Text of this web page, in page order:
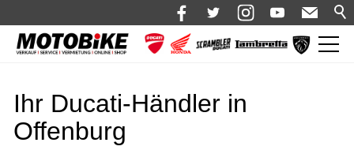
Shop 🛒
Bikes
Ihr Ducati-Händler in
Offenburg